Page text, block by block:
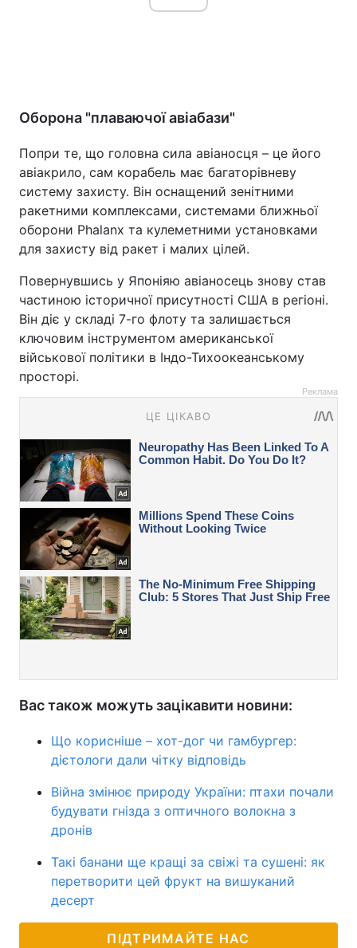
Оборона "плаваючої авіабази"
Попри те, що головна сила авіаносця – це його
авіакрило, сам корабель має багаторівневу
систему захисту. Він оснащений зенітними
ракетними комплексами, системами ближньої
оборони Phalanx та кулеметними установками
для захисту від ракет і малих цілей.
Повернувшись у Японіяю авіаносець знову став
частиною історичної присутності США в регіоні.
Він діє у складі 7-го флоту та залишається
ключовим інструментом американської
військової політики в Індо-Тихоокеанському
просторі.
Реклама
Вас також можуть зацікавити новини:
Що корисніше – хот-дог чи гамбургер:
дієтологи дали чітку відповідь
Війна змінює природу України: птахи почали
будувати гнізда з оптичного волокна з
дронів
Такі банани ще кращі за свіжі та сушені: як
перетворити цей фрукт на вишуканий
десерт
ПІДТРИМАЙТЕ НАС